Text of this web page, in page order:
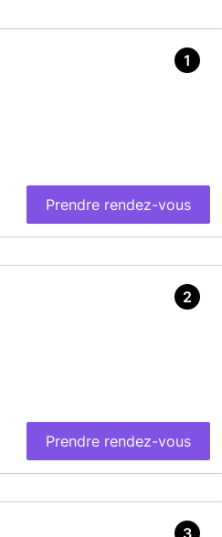
Prendre rendez-vous
1
Prendre rendez-vous
2